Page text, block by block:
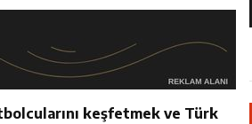
keşfetmek ve Türk